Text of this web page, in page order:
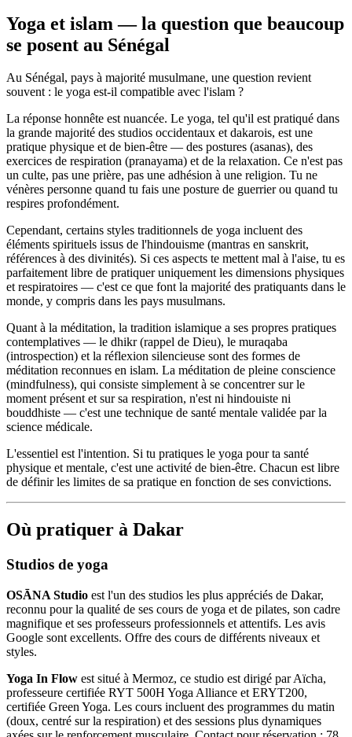
Yoga et islam — la question que beaucoup
se posent au Sénégal
Au Sénégal, pays à majorité musulmane, une question revient
souvent : le yoga est-il compatible avec l'islam ?
La réponse honnête est nuancée. Le yoga, tel qu'il est pratiqué dans
la grande majorité des studios occidentaux et dakarois, est une
pratique physique et de bien-être — des postures (asanas), des
exercices de respiration (pranayama) et de la relaxation. Ce n'est pas
un culte, pas une prière, pas une adhésion à une religion. Tu ne
vénères personne quand tu fais une posture de guerrier ou quand tu
respires profondément.
Cependant, certains styles traditionnels de yoga incluent des
éléments spirituels issus de l'hindouisme (mantras en sanskrit,
références à des divinités). Si ces aspects te mettent mal à l'aise, tu es
parfaitement libre de pratiquer uniquement les dimensions physiques
et respiratoires — c'est ce que font la majorité des pratiquants dans le
monde, y compris dans les pays musulmans.
Quant à la méditation, la tradition islamique a ses propres pratiques
contemplatives — le dhikr (rappel de Dieu), le muraqaba
(introspection) et la réflexion silencieuse sont des formes de
méditation reconnues en islam. La méditation de pleine conscience
(mindfulness), qui consiste simplement à se concentrer sur le
moment présent et sur sa respiration, n'est ni hindouiste ni
bouddhiste — c'est une technique de santé mentale validée par la
science médicale.
L'essentiel est l'intention. Si tu pratiques le yoga pour ta santé
physique et mentale, c'est une activité de bien-être. Chacun est libre
de définir les limites de sa pratique en fonction de ses convictions.
Où pratiquer à Dakar
Studios de yoga
OSĀNA Studio est l'un des studios les plus appréciés de Dakar,
reconnu pour la qualité de ses cours de yoga et de pilates, son cadre
magnifique et ses professeurs professionnels et attentifs. Les avis
Google sont excellents. Offre des cours de différents niveaux et
styles.
Yoga In Flow est situé à Mermoz, ce studio est dirigé par Aïcha,
professeure certifiée RYT 500H Yoga Alliance et ERYT200,
certifiée Green Yoga. Les cours incluent des programmes du matin
(doux, centré sur la respiration) et des sessions plus dynamiques